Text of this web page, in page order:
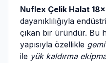
Nuflex Çelik Halat
dayanıklılığıyla
çıkan bir üründür. Bu
yapısıyla özellikle
ile yük kaldırma